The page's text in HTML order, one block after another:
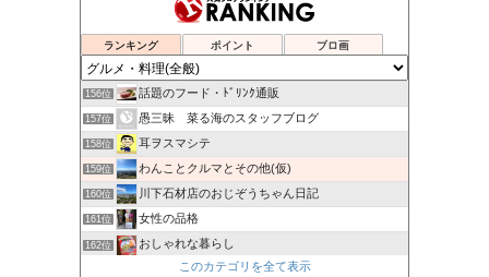
ランキング ポイント ブロ画
ネットでショッピングは本当にお得か？
154位 Secret Box of OZ
155位 吉野サクラの楽しくいこう！
156位 話題のフード・ﾄﾞﾘﾝｸ通販
157位 愚三昧 菜る海のスタッフブログ
158位 耳ヲスマシテ
159位 わんことクルマとその他(仮)
160位 川下石材店のおじぞうちゃん日記
161位 女性の品格
162位 おしゃれな暮らし
JUJU TOWN
このカテゴリを全て表示